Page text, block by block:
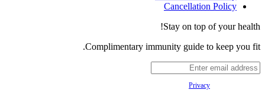
Cancellation Policy
Stay on top of your health!
Complimentary immunity guide to keep you fit.
Privacy